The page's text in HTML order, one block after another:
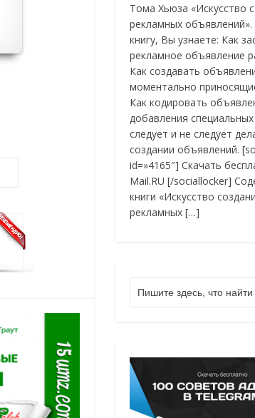
Тома Хьюза «Искусство
рекламных
книгу, Вы узнаете: Как
рекламное объявление
Как создавать
моментально
Как кодировать
добавления
следует и не следует
создании объявлений.
id=»4165″] Скачать
Mail.RU [/sociallocker]
книги «Искусство
рекламных […]